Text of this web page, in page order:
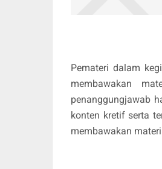
Pemateri dalam
membawakan
penanggungjawab
konten kretif serta
membawakan